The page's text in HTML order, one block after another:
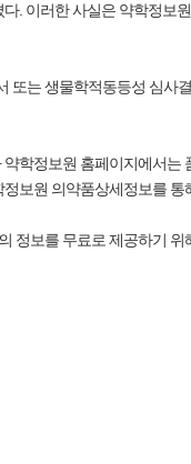
. 이러한 사실은 약학정보
또는 생물학적동등성 심사
학정보원 홈페이지에서
보원 의약품상세정보를 통
정보를 무료로 제공하기 위